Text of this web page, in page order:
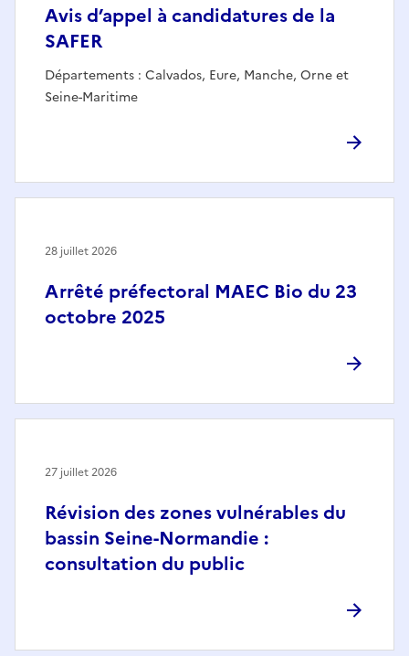
Avis d’appel à candidatures de la
SAFER
Départements : Calvados, Eure, Manche, Orne et
Seine-Maritime
Arrêté préfectoral MAEC Bio du 23
octobre 2025
28 juillet 2026
Révision des zones vulnérables du
bassin Seine-Normandie :
consultation du public
27 juillet 2026